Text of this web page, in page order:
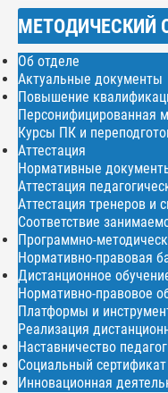
МЕТОДИЧЕСКИЙ
Об отделе
Актуальные документы
Повышение
Персонифицированная
Курсы ПК и
Аттестация
Нормативные
Аттестация
Аттестация тренеров и
Соответствие
Программно-
Нормативно-правовая
Дистанционное
Нормативно-правовое
Платформы и
Реализация
Наставничество
Социальный сертификат
Инновационная